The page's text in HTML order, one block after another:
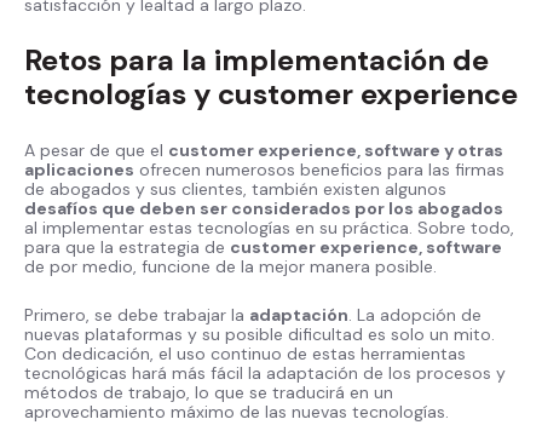
satisfacción y lealtad a largo plazo.
Retos para la implementación de
tecnologías y customer experience
A pesar de que el customer experience, software y otras
aplicaciones ofrecen numerosos beneficios para las firmas
de abogados y sus clientes, también existen algunos
desafíos que deben ser considerados por los abogados
al implementar estas tecnologías en su práctica. Sobre todo,
para que la estrategia de customer experience, software
de por medio, funcione de la mejor manera posible.
Primero, se debe trabajar la adaptación. La adopción de
nuevas plataformas y su posible dificultad es solo un mito.
Con dedicación, el uso continuo de estas herramientas
tecnológicas hará más fácil la adaptación de los procesos y
métodos de trabajo, lo que se traducirá en un
aprovechamiento máximo de las nuevas tecnologías.